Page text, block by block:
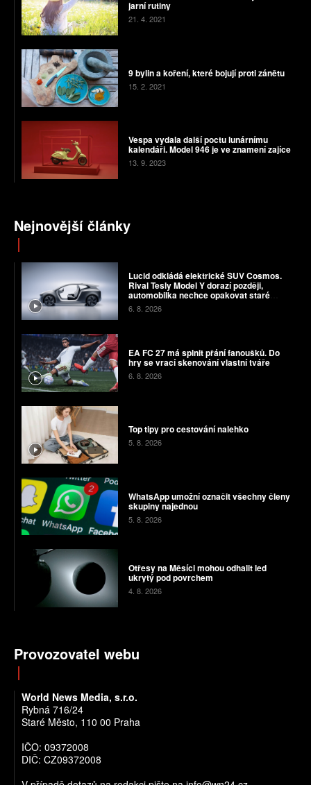
jarní rutiny
21. 4. 2021
9 bylin a koření, které bojují proti zánětu
15. 2. 2021
Vespa vydala další poctu lunárnímu
kalendáři. Model 946 je ve znamení zajíce
13. 9. 2023
Nejnovější články
Lucid odkládá elektrické SUV Cosmos.
Rival Tesly Model Y dorazí později,
automobilka nechce opakovat staré
chyby
6. 8. 2026
EA FC 27 má splnit přání fanoušků. Do
hry se vrací skenování vlastní tváře
6. 8. 2026
Top tipy pro cestování nalehko
5. 8. 2026
WhatsApp umožní označit všechny členy
skupiny najednou
5. 8. 2026
Otřesy na Měsíci mohou odhalit led
ukrytý pod povrchem
4. 8. 2026
Provozovatel webu
World News Media, s.r.o.
Rybná 716/24
Staré Město, 110 00 Praha
IČO: 09372008
DIČ: CZ09372008